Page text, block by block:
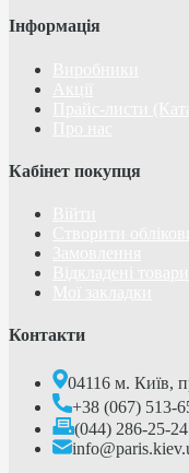
Інформація
Кабінет покупця
Контакти
04116 м. Київ,
+38 (067) 513-
(044) 286-25-24